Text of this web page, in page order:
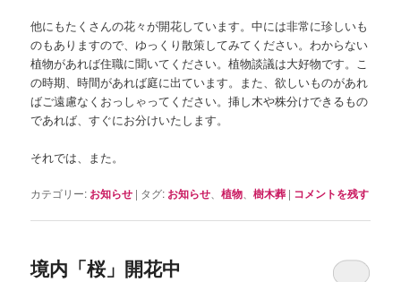
他にもたくさんの花々が開花しています。中には非常に珍しいも
のもありますので、ゆっくり散策してみてください。わからない
植物があれば住職に聞いてください。植物談議は大好物です。こ
の時期、時間があれば庭に出ています。また、欲しいものがあれ
ばご遠慮なくおっしゃってください。挿し木や株分けできるもの
であれば、すぐにお分けいたします。
それでは、また。
カテゴリー: お知らせ | タグ: お知らせ 、植物 、樹木葬 | コメントを残す
境内「桜」開花中